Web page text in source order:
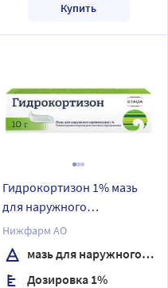
Купить
Гидрокортизон 1% мазь
для наружного
применения 10 гр
Нижфарм АО
мазь для наружного применения
Дозировка 1%